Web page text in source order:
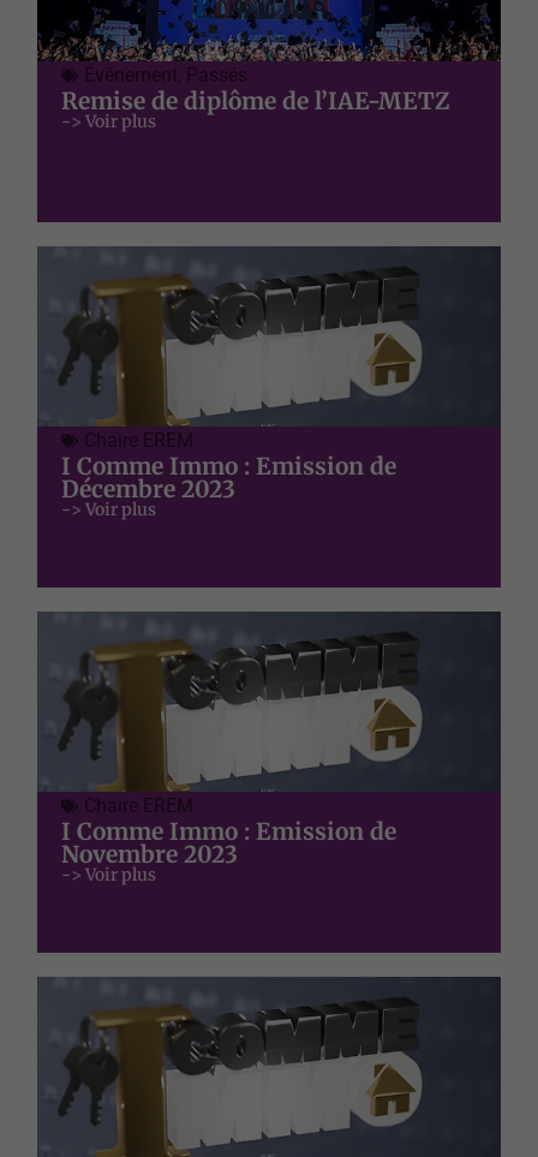
Événement, Passés
Remise de diplôme de l’IAE-METZ
-> Voir plus
Chaire EREM
I Comme Immo : Emission de
Décembre 2023
-> Voir plus
Chaire EREM
I Comme Immo : Emission de
Novembre 2023
-> Voir plus